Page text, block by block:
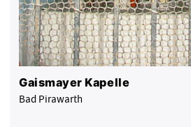
Gaismayer Kapelle
Bad Pirawarth